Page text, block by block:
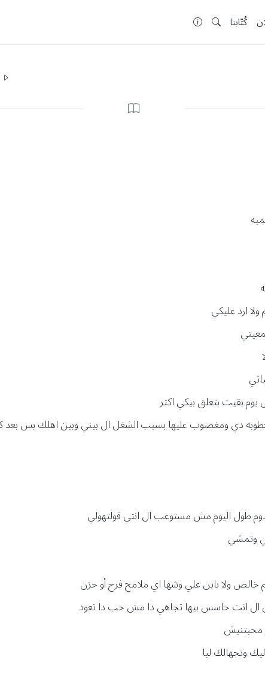
كُتّابنا
ارد عليكي
يوم بقيت بتعلق بيكي اكتر
دي ومغصوب عليها بسبب الشغل ال بيني وبين اهلك بس
طول اليوم مش مستوعب ال انتي قولتهولي
وتمشي
خالص ولا باين علي وشها اي ملامح فرح أو حزن
ال انت حاسس بيها تجاهي دا مش حب دا تعود
وتجهالك ليا